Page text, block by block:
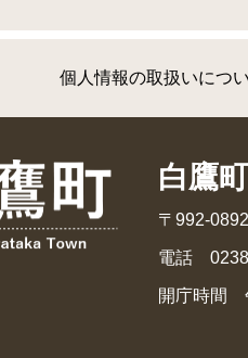
個人情報の取扱いにつ
白鷹
〒992-
電話
開庁時間